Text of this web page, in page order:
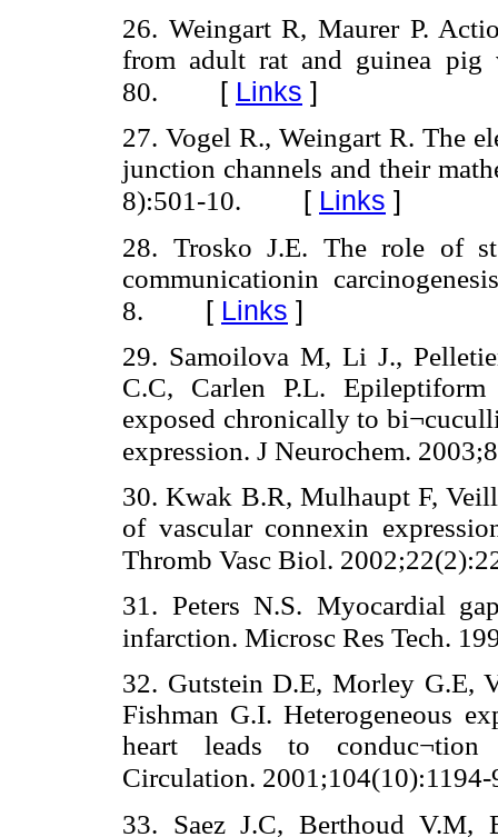
26. Weingart R, Maurer P.
from adult rat and guinea pig
80. [ Links ]
27. Vogel R., Weingart R. The
junction channels and their
8):501-10. [ Links ]
28. Trosko J.E. The role of
communicationin
8. [ Links ]
29. Samoilova M, Li J.,
C.C, Carlen P.L.
exposed chronically to
expression. J Neurochem.
30. Kwak B.R, Mulhaupt F,
of vascular connexin
Thromb Vasc Biol.
31. Peters N.S. Myocardial
infarction. Microsc Res Tech.
32. Gutstein D.E, Morley G.E,
Fishman G.I. Heterogeneous
heart leads to conduc¬tion
Circulation. 2001;104(10):1194-
33. Saez J.C, Berthoud V.M,